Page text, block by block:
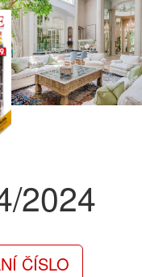
2024
ČÍSLO